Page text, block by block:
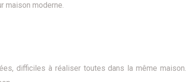
maison moderne.
difficiles à réaliser toutes dans la même maison.